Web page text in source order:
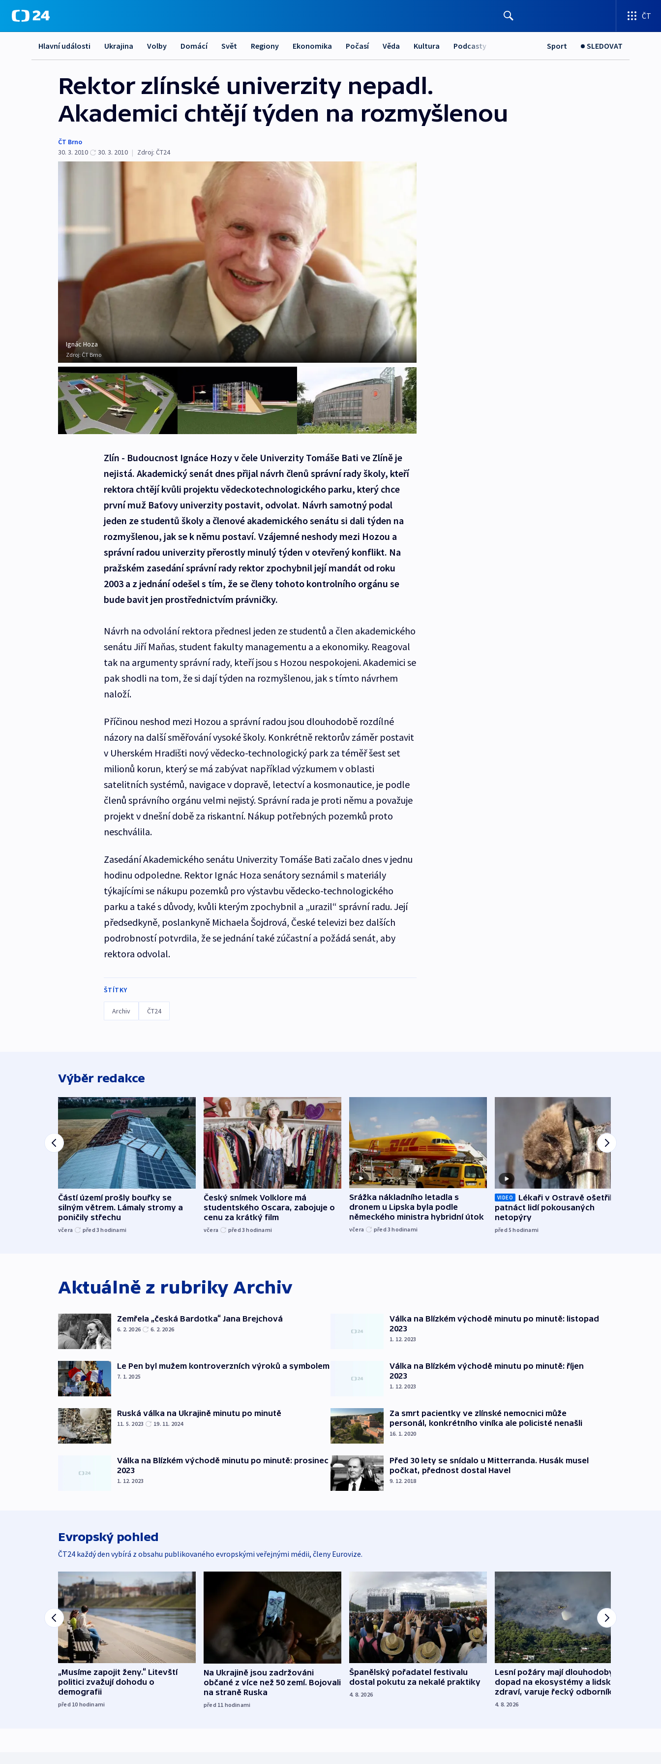
ČT
Hlavní události Ukrajina Volby Domácí Svět Regiony Ekonomika Počasí Věda Kultura Podcasty Sport SLEDOVAT
Rektor zlínské univerzity nepadl.
Akademici chtějí týden na rozmyšlenou
ČT Brno
30. 3. 2010
30. 3. 2010 | Zdroj: ČT24
Ignác Hoza
Zdroj: ČT Brno
Zlín - Budoucnost Ignáce Hozy v čele Univerzity Tomáše Bati ve Zlíně je
nejistá. Akademický senát dnes přijal návrh členů správní rady školy, kteří
rektora chtějí kvůli projektu vědeckotechnologického parku, který chce
první muž Baťovy univerzity postavit, odvolat. Návrh samotný podal
jeden ze studentů školy a členové akademického senátu si dali týden na
rozmyšlenou, jak se k němu postaví. Vzájemné neshody mezi Hozou a
správní radou univerzity přerostly minulý týden v otevřený konflikt. Na
pražském zasedání správní rady rektor zpochybnil její mandát od roku
2003 a z jednání odešel s tím, že se členy tohoto kontrolního orgánu se
bude bavit jen prostřednictvím právničky.
Návrh na odvolání rektora přednesl jeden ze studentů a člen akademického
senátu Jiří Maňas, student fakulty managementu a a ekonomiky. Reagoval
tak na argumenty správní rady, kteří jsou s Hozou nespokojeni. Akademici se
pak shodli na tom, že si dají týden na rozmyšlenou, jak s tímto návrhem
naloží.
Příčinou neshod mezi Hozou a správní radou jsou dlouhodobě rozdílné
názory na další směřování vysoké školy. Konkrétně rektorův záměr postavit
v Uherském Hradišti nový vědecko-technologický park za téměř šest set
milionů korun, který se má zabývat například výzkumem v oblasti
satelitních systémů, navigace v dopravě, letectví a kosmonautice, je podle
členů správního orgánu velmi nejistý. Správní rada je proti němu a považuje
projekt v dnešní době za riskantní. Nákup potřebných pozemků proto
neschválila.
Zasedání Akademického senátu Univerzity Tomáše Bati začalo dnes v jednu
hodinu odpoledne. Rektor Ignác Hoza senátory seznámil s materiály
týkajícími se nákupu pozemků pro výstavbu vědecko-technologického
parku a také s důvody, kvůli kterým zpochybnil a „urazil“ správní radu. Její
předsedkyně, poslankyně Michaela Šojdrová, České televizi bez dalších
podrobností potvrdila, že se jednání také zúčastní a požádá senát, aby
rektora odvolal.
ŠTÍTKY
Archiv ČT24
Výběr redakce
Částí území prošly bouřky se
silným větrem. Lámaly stromy a
poničily střechu
včera před 3hodinami
Český snímek Volklore má
studentského Oscara, zabojuje o
cenu za krátký film
včera před 3hodinami
Srážka nákladního letadla s
dronem u Lipska byla podle
německého ministra hybridní útok
včera před 3hodinami
VIDEO
Lékaři v Ostravě ošetřili už
patnáct lidí pokousaných
netopýry
před 5hodinami
Aktuálně z rubrikyArchiv
Zemřela „česká Bardotka“ Jana Brejchová
6. 2. 2026 6. 2. 2026
Le Pen byl mužem kontroverzních výroků a symbolem
7. 1. 2025
Ruská válka na Ukrajině minutu po minutě
11. 5. 2023 19. 11. 2024
Válka na Blízkém východě minutu po minutě: prosinec
2023
1. 12. 2023
Válka na Blízkém východě minutu po minutě: listopad
2023
1. 12. 2023
Válka na Blízkém východě minutu po minutě: říjen
2023
1. 12. 2023
Za smrt pacientky ve zlínské nemocnici může
personál, konkrétního viníka ale policisté nenašli
16. 1. 2020
Před 30 lety se snídalo u Mitterranda. Husák musel
počkat, přednost dostal Havel
9. 12. 2018
Evropský pohled
ČT24 každý den vybírá z obsahu publikovaného evropskými veřejnými médii, členy Eurovize.
„Musíme zapojit ženy.“ Litevští
politici zvažují dohodu o
demografii
před 10 hodinami
Na Ukrajině jsou zadržováni
občané z více než 50 zemí. Bojovali
na straně Ruska
před 11 hodinami
Španělský pořadatel festivalu
dostal pokutu za nekalé praktiky
4. 8. 2026
Lesní požáry mají dlouhodobý
dopad na ekosystémy a lidské
zdraví, varuje řecký odborník
4. 8. 2026